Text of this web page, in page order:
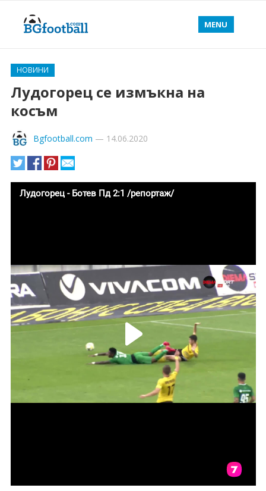
MENU
НОВИНИ
Лудогорец се измъкна на
косъм
Bgfootball.com — 14.06.2020